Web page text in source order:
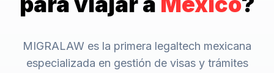
MIGRALAW es la primera legaltech mexicana
especializada en gestión de visas y trámites